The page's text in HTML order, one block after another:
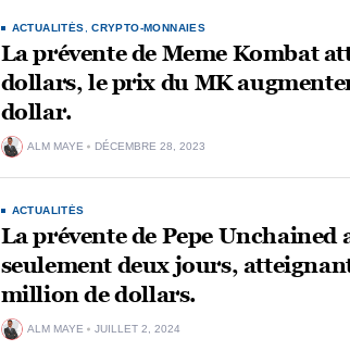
ACTUALITÉS ,CRYPTO-MONNAIES
La prévente de Meme Kombat
dollars, le prix du MK
dollar.
ALM MAYE DÉCEMBRE 28, 2023
ACTUALITÉS
La prévente de Pepe Unchained
seulement deux jours,
million de dollars.
ALM MAYE JUILLET 2, 2024